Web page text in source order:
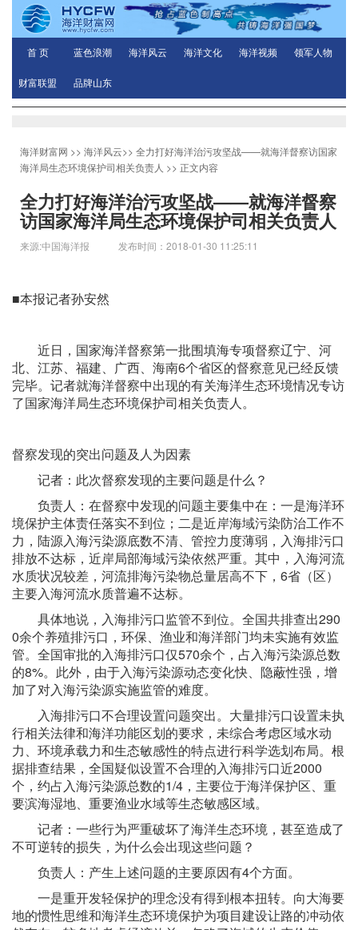
首 页 蓝色浪潮 海洋风云 海洋文化 海洋视频 领军人物
财富联盟 品牌山东
海洋财富网 >> 海洋风云>> 全力打好海洋治污攻坚战——就海洋督察访国家
海洋局生态环境保护司相关负责人 >> 正文内容
全力打好海洋治污攻坚战——就海洋督察
访国家海洋局生态环境保护司相关负责人
来源:中国海洋报 发布时间：2018-01-30 11:25:11
■本报记者孙安然
近日，国家海洋督察第一批围填海专项督察辽宁、河
北、江苏、福建、广西、海南6个省区的督察意见已经反馈
完毕。记者就海洋督察中出现的有关海洋生态环境情况专访
了国家海洋局生态环境保护司相关负责人。
督察发现的突出问题及人为因素
记者：此次督察发现的主要问题是什么？
负责人：在督察中发现的问题主要集中在：一是海洋环
境保护主体责任落实不到位；二是近岸海域污染防治工作不
力，陆源入海污染源底数不清、管控力度薄弱，入海排污口
排放不达标，近岸局部海域污染依然严重。其中，入海河流
水质状况较差，河流排海污染物总量居高不下，6省（区）
主要入海河流水质普遍不达标。
具体地说，入海排污口监管不到位。全国共排查出290
0余个养殖排污口，环保、渔业和海洋部门均未实施有效监
管。全国审批的入海排污口仅570余个，占入海污染源总数
的8%。此外，由于入海污染源动态变化快、隐蔽性强，增
加了对入海污染源实施监管的难度。
入海排污口不合理设置问题突出。大量排污口设置未执
行相关法律和海洋功能区划的要求，未综合考虑区域水动
力、环境承载力和生态敏感性的特点进行科学选划布局。根
据排查结果，全国疑似设置不合理的入海排污口近2000
个，约占入海污染源总数的1/4，主要位于海洋保护区、重
要滨海湿地、重要渔业水域等生态敏感区域。
记者：一些行为严重破坏了海洋生态环境，甚至造成了
不可逆转的损失，为什么会出现这些问题？
负责人：产生上述问题的主要原因有4个方面。
一是重开发轻保护的理念没有得到根本扭转。向大海要
地的惯性思维和海洋生态环境保护为项目建设让路的冲动依